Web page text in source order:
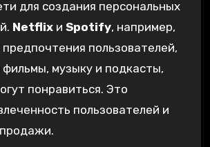
для создания персональных
Netflixи Spotify‚ например‚
пользователей‚
музыку и подкасты‚
понравиться. Это
пользователей и